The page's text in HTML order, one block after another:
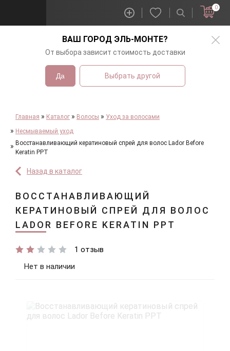
0
ВАШ ГОРОД ЭЛЬ-МОНТЕ?
От выбора зависит стоимость доставки
Да Выбрать другой
Главная Каталог Волосы
Уход за волосами
Несмываемый уход
Восстанавливающий кератиновый спрей для волос Lador Before
Keratin PPT
Назад в каталог
ВОССТАНАВЛИВАЮЩИЙ
КЕРАТИНОВЫЙ СПРЕЙ ДЛЯ ВОЛОС
LADOR BEFORE KERATIN PPT
1 отзыв
Нет в наличии